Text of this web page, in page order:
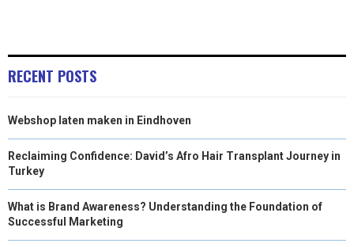
RECENT POSTS
Webshop laten maken in Eindhoven
Reclaiming Confidence: David’s Afro Hair Transplant Journey in
Turkey
What is Brand Awareness? Understanding the Foundation of
Successful Marketing